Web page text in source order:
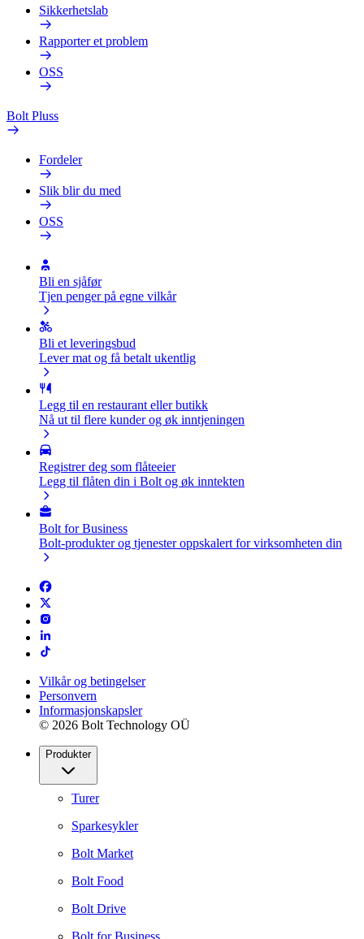
Sikkerhetslab
Rapporter et problem
OSS
Bolt Pluss
Fordeler
Slik blir du med
OSS
Bli en sjåfør
Tjen penger på egne vilkår
Bli et leveringsbud
Lever mat og få betalt ukentlig
Legg til en restaurant eller butikk
Nå ut til flere kunder og øk inntjeningen
Registrer deg som flåteeier
Legg til flåten din i Bolt og øk inntekten
Bolt for Business
Bolt-produkter og tjenester oppskalert for virksomheten din
Vilkår og betingelser
Personvern
Informasjonskapsler
© 2026 Bolt Technology OÜ
Produkter
Turer
Sparkesykler
Bolt Market
Bolt Food
Bolt Drive
Bolt for Business